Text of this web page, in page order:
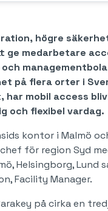
högre
ge medarbetare
på flera orter i
mobil access
och flexibel vardag.
kontor i Malmö
för region Syd
Helsingborg, Lund
Facility Manager.
på cirka en